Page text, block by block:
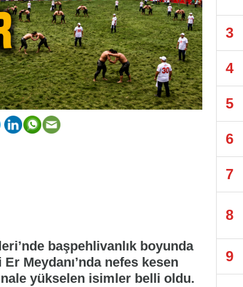
başpehlivanlık boyunda
Meydanı’nda nefes kesen
yükselen isimler belli oldu.
3
4
5
6
7
8
9